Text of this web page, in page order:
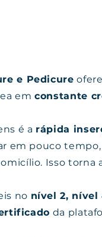
e Pedicure
emconstante
é a rápida
em pouco
Isso torna
no nível 2, nível
da